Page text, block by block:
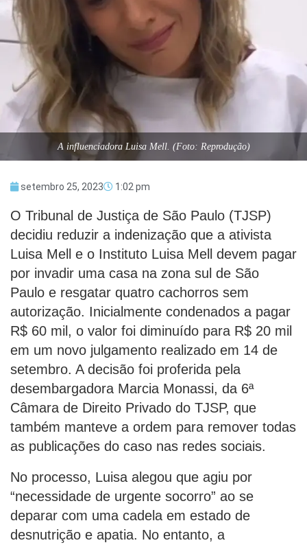
A influenciadora Luisa Mell. (Foto: Reprodução)
setembro 25, 2023 1:02 pm
O Tribunal de Justiça de São Paulo (TJSP)
decidiu reduzir a indenização que a ativista
Luisa Mell e o Instituto Luisa Mell devem pagar
por invadir uma casa na zona sul de São
Paulo e resgatar quatro cachorros sem
autorização. Inicialmente condenados a pagar
R$ 60 mil, o valor foi diminuído para R$ 20 mil
em um novo julgamento realizado em 14 de
setembro. A decisão foi proferida pela
desembargadora Marcia Monassi, da 6ª
Câmara de Direito Privado do TJSP, que
também manteve a ordem para remover todas
as publicações do caso nas redes sociais.
No processo, Luisa alegou que agiu por
“necessidade de urgente socorro” ao se
deparar com uma cadela em estado de
desnutrição e apatia. No entanto, a